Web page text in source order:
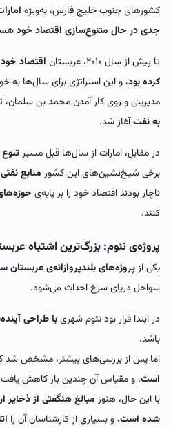
کشورهای جنوب خلیج فارس، به‌ویژه
جدی در حال متنوع‌سازی اقتصاد خود
تا پیش از سال ۲۰۱۰، عربستان
اقتصاد
کرده بود، و این استراتژی برای سال‌ها به
مدیریتی و روی کار آمدن محمد بن سلمان،
به نفتآغاز شد.
در مقابل، امارات از سال‌ها قبل مسیر
برخی شیخ‌نشین‌های این کشور منابع
ناچار بودند اقتصاد خود را بر پایه‌ی
کنند.
پروژه‌ی نئوم: بزرگ‌ترین اشتباه
یکی ازپروژه‌های بلندپروازانه‌ی عربستان
سواحل دریای سرخ احداث می‌شود.
در ابتدا قرار بود نئوم شهریبا طراحی
باشد.
اما پس از بررسی‌های بیشتر، مشخص شد
است، و مقیاس آن چندین بار کاهش
با این حال، هنوز مبالغ هنگفتی از ذخایر
شده است، و بسیاری از کارشناسان آن را